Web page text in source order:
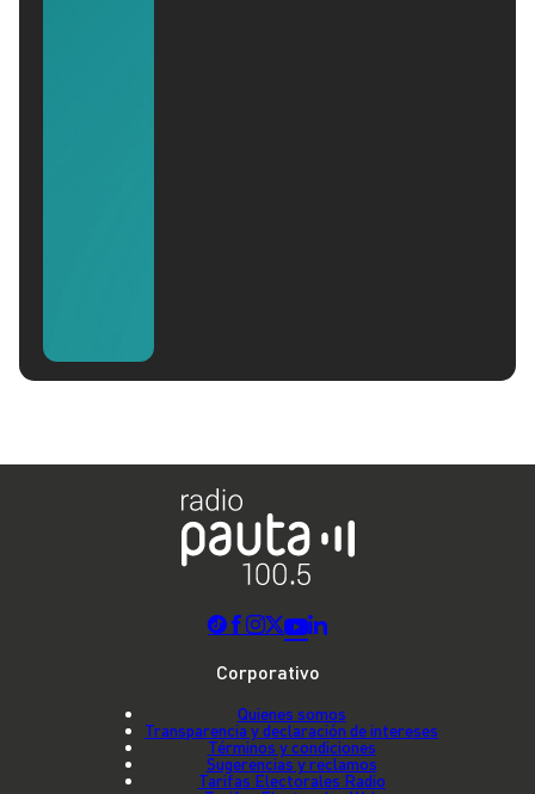
Corporativo
Quienes somos
Transparencia y declaración de intereses
Términos y condiciones
Sugerencias y reclamos
Tarifas Electorales Radio